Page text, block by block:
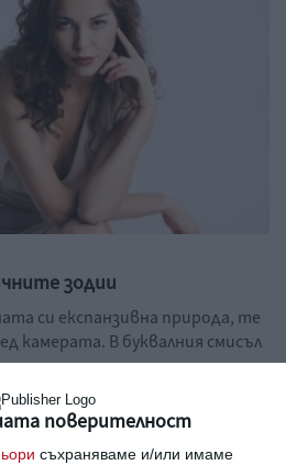
поверителност
съхраняваме и/или имаме
зодии
си експанзивна природа, те
камерата. В буквалния смисъл